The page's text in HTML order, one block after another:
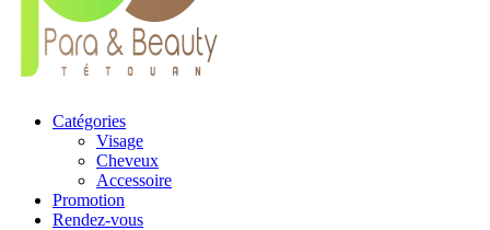
Catégories
Visage
Cheveux
Accessoire
Promotion
Rendez-vous